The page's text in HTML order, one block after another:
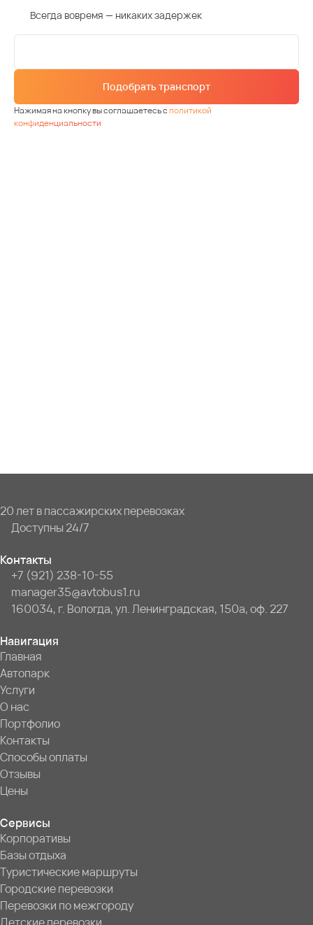
Всегда вовремя — никаких задержек
Подобрать транспорт
Нажимая на кнопку вы соглашаетесь сполитикой
конфиденциальности
20 лет в пассажирских перевозках
Доступны 24/7
Контакты
+7 (921) 238-10-55
manager35@avtobus1.ru
160034, г. Вологда, ул. Ленинградская, 150а, оф. 227
Навигация
Главная
Автопарк
Услуги
О нас
Портфолио
Контакты
Способы оплаты
Отзывы
Цены
Сервисы
Корпоративы
Базы отдыха
Туристические маршруты
Городские перевозки
Перевозки по межгороду